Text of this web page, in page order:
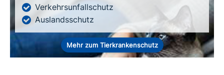
Verkehrsunfallschutz
Auslandsschutz
Mehr zum Tierkrankenschutz